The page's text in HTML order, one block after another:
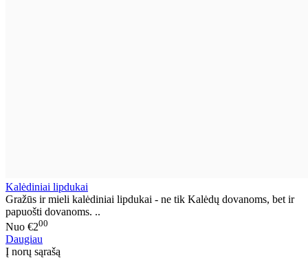
Kalėdiniai lipdukai
Gražūs ir mieli kalėdiniai lipdukai - ne tik Kalėdų dovanoms, bet ir
papuošti dovanoms. ..
Nuo €200
Daugiau
Į norų sąrašą